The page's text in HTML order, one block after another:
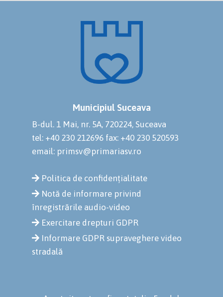
Municipiul Suceava
B-dul. 1 Mai, nr. 5A, 720224, Suceava
tel: +40 230 212696 fax: +40 230 520593
email: primsv@primariasv.ro
Politica de confidențialitate
Notă de informare privind
înregistrările audio-video
Exercitare drepturi GDPR
Informare GDPR supraveghere video
stradală